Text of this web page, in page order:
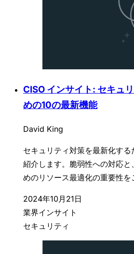
CISO インサイト: セキュ
めの10の最新機能
David King
セキュリティ対策を最新化す
紹介します。脆弱性への対応と
めのリソース最適化の重要性を
2024年10月21日
業界インサイト
セキュリティ